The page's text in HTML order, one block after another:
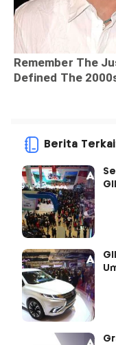
Berita